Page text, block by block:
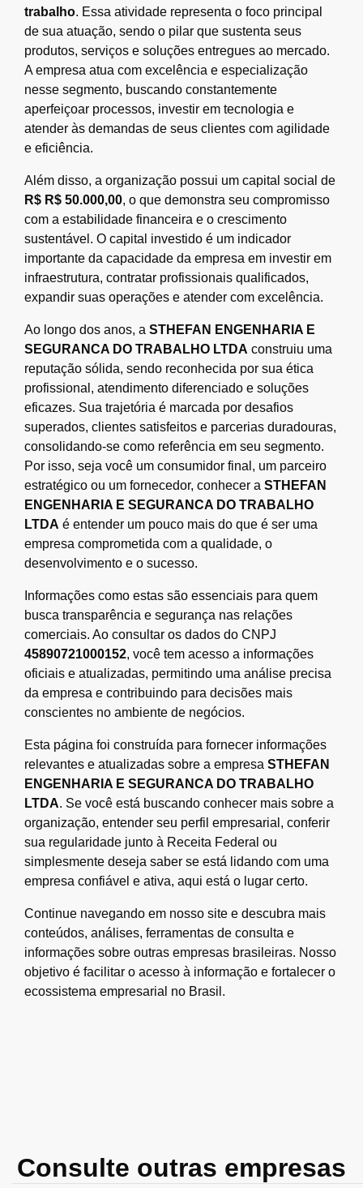
trabalho. Essa atividade representa o foco principal
de sua atuação, sendo o pilar que sustenta seus
produtos, serviços e soluções entregues ao mercado.
A empresa atua com excelência e especialização
nesse segmento, buscando constantemente
aperfeiçoar processos, investir em tecnologia e
atender às demandas de seus clientes com agilidade
e eficiência.
Além disso, a organização possui um capital social de
R$ R$ 50.000,00, o que demonstra seu compromisso
com a estabilidade financeira e o crescimento
sustentável. O capital investido é um indicador
importante da capacidade da empresa em investir em
infraestrutura, contratar profissionais qualificados,
expandir suas operações e atender com excelência.
Ao longo dos anos, a STHEFAN ENGENHARIA E
SEGURANCA DO TRABALHO LTDA construiu uma
reputação sólida, sendo reconhecida por sua ética
profissional, atendimento diferenciado e soluções
eficazes. Sua trajetória é marcada por desafios
superados, clientes satisfeitos e parcerias duradouras,
consolidando-se como referência em seu segmento.
Por isso, seja você um consumidor final, um parceiro
estratégico ou um fornecedor, conhecer a STHEFAN
ENGENHARIA E SEGURANCA DO TRABALHO
LTDA é entender um pouco mais do que é ser uma
empresa comprometida com a qualidade, o
desenvolvimento e o sucesso.
Informações como estas são essenciais para quem
busca transparência e segurança nas relações
comerciais. Ao consultar os dados do CNPJ
45890721000152, você tem acesso a informações
oficiais e atualizadas, permitindo uma análise precisa
da empresa e contribuindo para decisões mais
conscientes no ambiente de negócios.
Esta página foi construída para fornecer informações
relevantes e atualizadas sobre a empresa STHEFAN
ENGENHARIA E SEGURANCA DO TRABALHO
LTDA. Se você está buscando conhecer mais sobre a
organização, entender seu perfil empresarial, conferir
sua regularidade junto à Receita Federal ou
simplesmente deseja saber se está lidando com uma
empresa confiável e ativa, aqui está o lugar certo.
Continue navegando em nosso site e descubra mais
conteúdos, análises, ferramentas de consulta e
informações sobre outras empresas brasileiras. Nosso
objetivo é facilitar o acesso à informação e fortalecer o
ecossistema empresarial no Brasil.
Consulte outras empresas